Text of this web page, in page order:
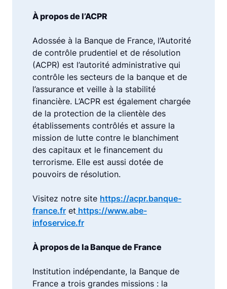
À propos de l’ACPR
Adossée à la Banque de France, l’Autorité
de contrôle prudentiel et de résolution
(ACPR) est l’autorité administrative qui
contrôle les secteurs de la banque et de
l’assurance et veille à la stabilité
financière. L’ACPR est également chargée
de la protection de la clientèle des
établissements contrôlés et assure la
mission de lutte contre le blanchiment
des capitaux et le financement du
terrorisme. Elle est aussi dotée de
pouvoirs de résolution.
Visitez notre site https://acpr.banque-
france.fr et https://www.abe-
infoservice.fr
À propos de la Banque de France
Institution indépendante, la Banque de
France a trois grandes missions : la